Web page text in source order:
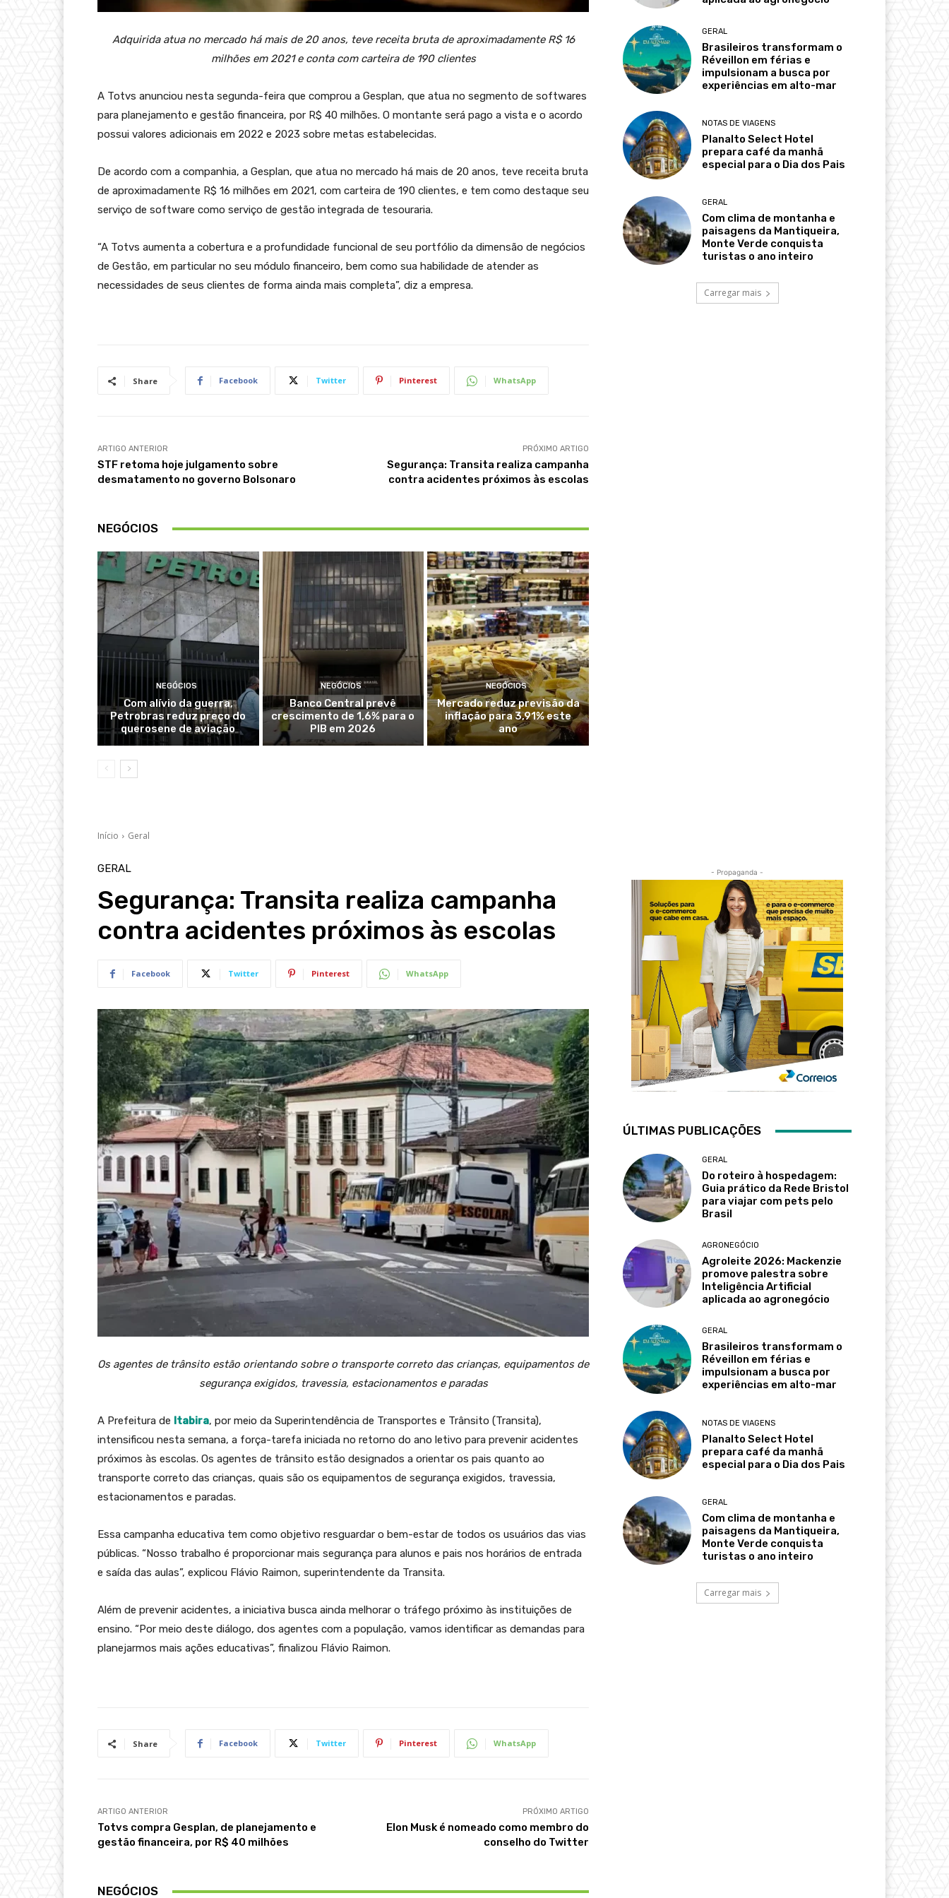
Adquirida atua no mercado há mais de 20 anos, teve receita bruta de aproximadamente R$ 16
milhões em 2021 e conta com carteira de 190 clientes
A Totvs anunciou nesta segunda-feira que comprou a Gesplan, que atua no segmento de softwares
para planejamento e gestão financeira, por R$ 40 milhões. O montante será pago a vista e o acordo
possui valores adicionais em 2022 e 2023 sobre metas estabelecidas.
De acordo com a companhia, a Gesplan, que atua no mercado há mais de 20 anos, teve receita bruta
de aproximadamente R$ 16 milhões em 2021, com carteira de 190 clientes, e tem como destaque seu
serviço de software como serviço de gestão integrada de tesouraria.
“A Totvs aumenta a cobertura e a profundidade funcional de seu portfólio da dimensão de negócios
de Gestão, em particular no seu módulo financeiro, bem como sua habilidade de atender as
necessidades de seus clientes de forma ainda mais completa”, diz a empresa.
Share Facebook Twitter Pinterest WhatsApp
ARTIGO ANTERIOR
STF retoma hoje julgamento sobre
desmatamento no governo Bolsonaro
PRÓXIMO ARTIGO
Segurança: Transita realiza campanha
contra acidentes próximos às escolas
NEGÓCIOS
NEGÓCIOS
Com alívio da guerra,
Petrobras reduz preço do
querosene de aviação
NEGÓCIOS
Banco Central prevê
crescimento de 1,6% para o
PIB em 2026
NEGÓCIOS
Mercado reduz previsão da
inflação para 3,91% este
ano
GERAL
Brasileiros transformam o
Réveillon em férias e
impulsionam a busca por
experiências em alto-mar
NOTAS DE VIAGENS
Planalto Select Hotel
prepara café da manhã
especial para o Dia dos Pais
GERAL
Com clima de montanha e
paisagens da Mantiqueira,
Monte Verde conquista
turistas o ano inteiro
Carregar mais